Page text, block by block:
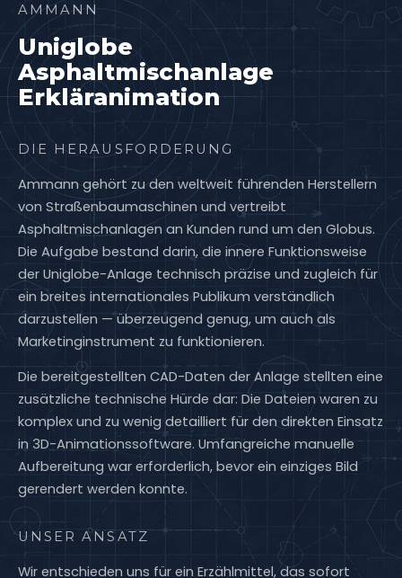
AMMANN
Uniglobe
Asphaltmischanlage
Erkläranimation
DIE HERAUSFORDERUNG
Ammann gehört zu den weltweit führenden Herstellern
von Straßenbaumaschinen und vertreibt
Asphaltmischanlagen an Kunden rund um den Globus.
Die Aufgabe bestand darin, die innere Funktionsweise
der Uniglobe-Anlage technisch präzise und zugleich für
ein breites internationales Publikum verständlich
darzustellen — überzeugend genug, um auch als
Marketinginstrument zu funktionieren.
Die bereitgestellten CAD-Daten der Anlage stellten eine
zusätzliche technische Hürde dar: Die Dateien waren zu
komplex und zu wenig detailliert für den direkten Einsatz
in 3D-Animationssoftware. Umfangreiche manuelle
Aufbereitung war erforderlich, bevor ein einziges Bild
gerendert werden konnte.
UNSER ANSATZ
Wir entschieden uns für ein Erzählmittel, das sofort